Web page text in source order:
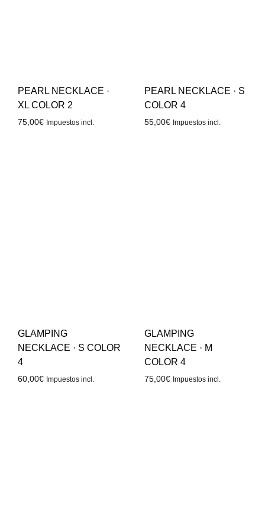
PEARL NECKLACE ·
XL COLOR 2
75,00€ Impuestos incl.
PEARL NECKLACE · S
COLOR 4
55,00€ Impuestos incl.
GLAMPING
NECKLACE · S COLOR
4
60,00€ Impuestos incl.
GLAMPING
NECKLACE · M
COLOR 4
75,00€ Impuestos incl.